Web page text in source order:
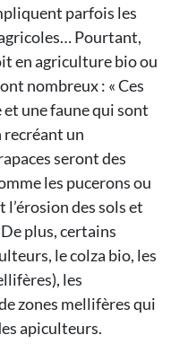
parfois les
Pourtant,
en agriculture bio ou
nombreux : « Ces
une faune qui sont
recréant un
seront des
les pucerons ou
des sols et
plus, certains
le colza bio, les
les
zones mellifères qui
apiculteurs.